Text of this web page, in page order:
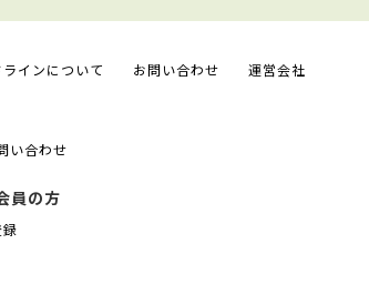
インについて お問い合わせ 運営会社
い合わせ
員の方